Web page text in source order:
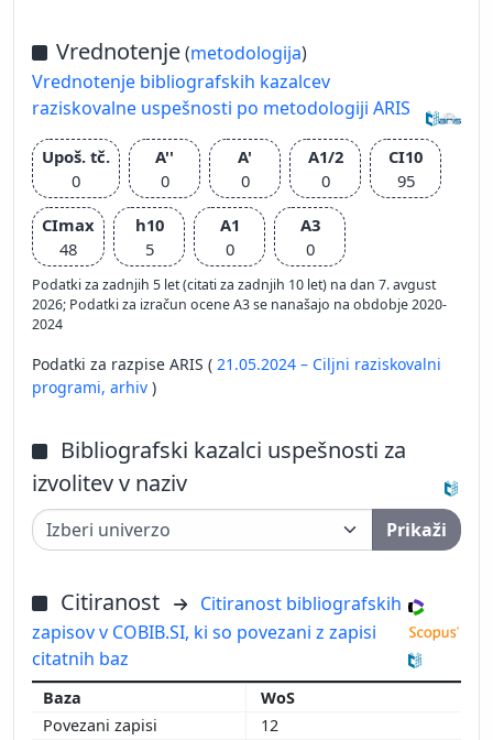
Vrednotenje(metodologija)
Vrednotenje bibliografskih kazalcev
raziskovalne uspešnosti po metodologiji ARIS
Upoš. tč.
0
A''
0
A'
0
A1/2
0
CI10
95
CImax
48
h10
5
A1
0
A3
0
Podatki za zadnjih 5 let (citati za zadnjih 10 let) na dan 7. avgust
2026; Podatki za izračun ocene A3 se nanašajo na obdobje 2020-
2024
Podatki za razpise ARIS ( 21.05.2024 – Ciljni raziskovalni
programi, arhiv )
Bibliografski kazalci uspešnosti za
izvolitev v naziv
Prikaži
Citiranost
Citiranost bibliografskih
zapisov v COBIB.SI, ki so povezani z zapisi
citatnih baz
WoS
12